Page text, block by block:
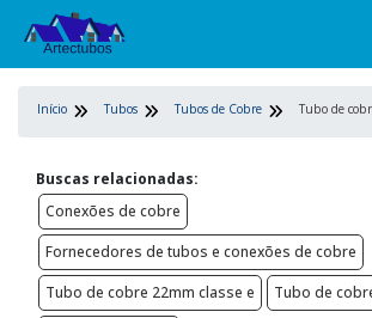
Início Tubos Tubos de Cobre Tubo de
Buscas relacionadas:
Conexões de cobre
Fornecedores de tubos e conexões de cobre
Tubo de cobre 22mm classe e
Tubo de